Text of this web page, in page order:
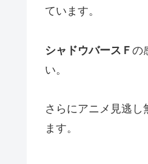
ています。
シャドウバースＦ の
い。
さらにアニメ見逃
ます。